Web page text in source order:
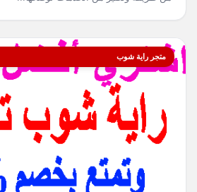
متجر راية شوب